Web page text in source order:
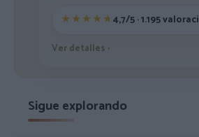
4,7/5 · 1.195
Ver detalles ›
Sigue explorando